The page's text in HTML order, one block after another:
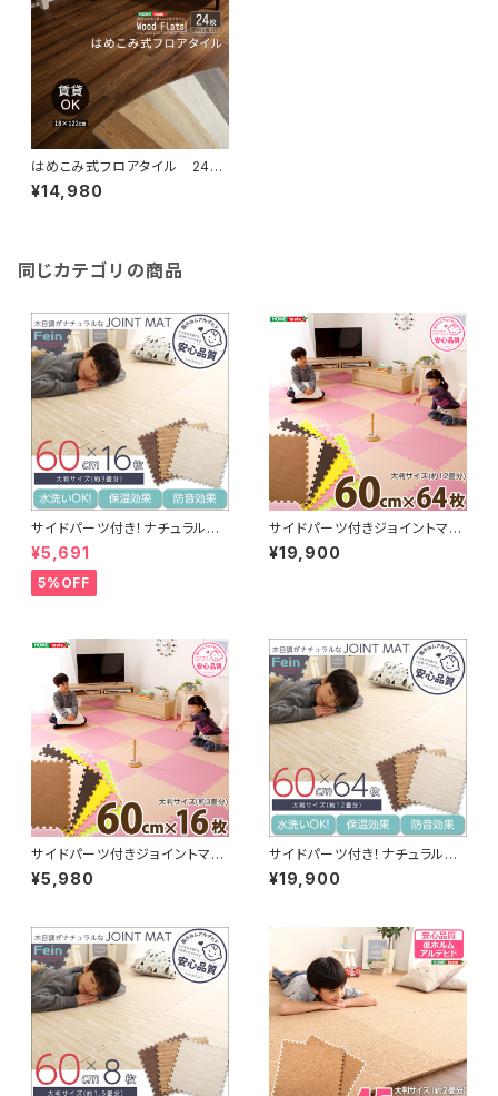
はめこみ式フロアタイル 24枚
セット【Wood Flats-ウッドフラ
ッツ-】 FJT-24
¥14,980
同じカテゴリの商品
サイドパーツ付き！ナチュラルな
木目調ジョイントマット 16枚セ
ット(大判60cm）安心の低ホル
ムアルデヒド、防音、保温【Fein-
ファイン-】
¥5,691
5%OFF
サイドパーツ付きジョイントマッ
ト 64枚セット(大判60cm）安心
の低ホルムアルデヒド、防音、保
¥19,900
サイドパーツ付きジョイントマッ
ト 16枚セット(大判60cm）安心
の低ホルムアルデヒド、防音、保
¥5,980
サイドパーツ付き！ナチュラルな
木目調ジョイントマット 64枚セ
ット(大判60cm）安心の低ホル
¥19,900